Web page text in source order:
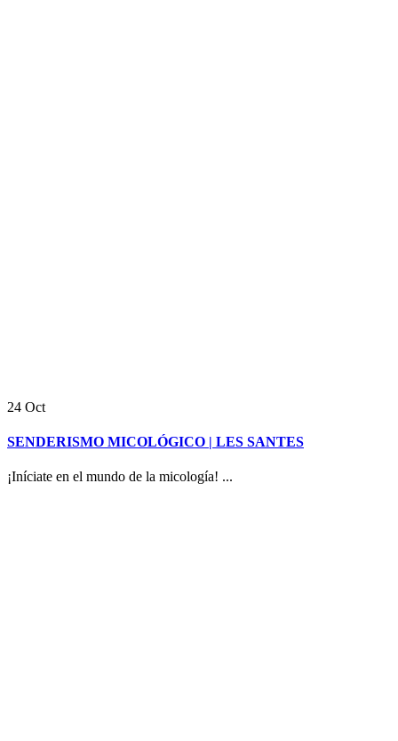
24 Oct
SENDERISMO MICOLÓGICO | LES SANTES
¡Iníciate en el mundo de la micología! ...